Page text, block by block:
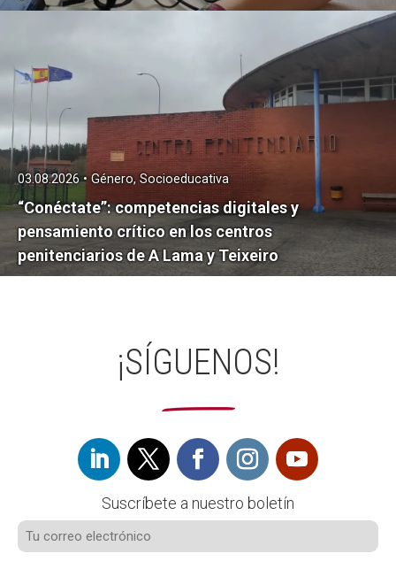
“Conéctate”: competencias digitales y
pensamiento crítico en los centros
penitenciarios de A Lama y Teixeiro
03.08.2026 • Género, Socioeducativa
¡SÍGUENOS!
Suscríbete a nuestro boletín